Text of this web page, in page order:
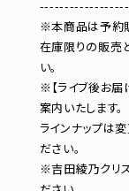
※本商品は予約
在庫限りの販売
い。
※【ライブ後お届
案内いたします。
ラインナップは
ださい。
※吉田綾乃クリ